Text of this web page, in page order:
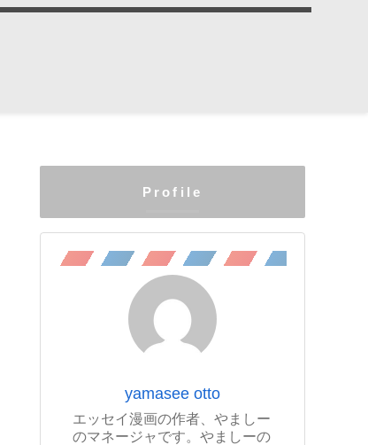
Profile
yamasee otto
エッセイ漫画の作者、やましー
のマネージャです。やましーの